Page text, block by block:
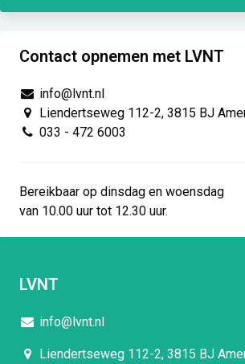
Contact opnemen met LVNT
info@lvnt.nl
Liendertseweg 112-2, 3815 BJ
033 - 472 6003
Bereikbaar op dinsdag en woensdag
van 10.00 uur tot 12.30 uur.
LVNT
info@lvnt.nl
Liendertseweg 112-2, 3815 BJ